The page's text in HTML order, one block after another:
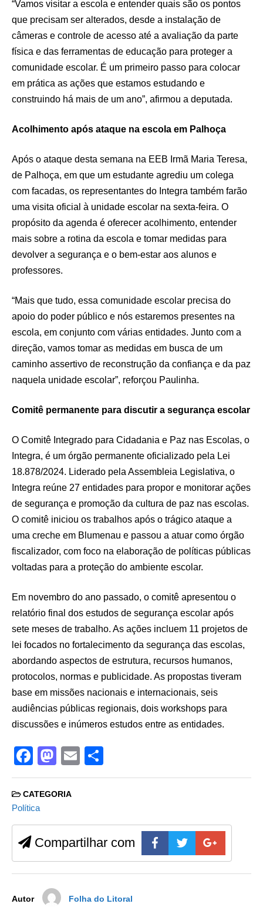
“Vamos visitar a escola e entender quais são os pontos
que precisam ser alterados, desde a instalação de
câmeras e controle de acesso até a avaliação da parte
física e das ferramentas de educação para proteger a
comunidade escolar. É um primeiro passo para colocar
em prática as ações que estamos estudando e
construindo há mais de um ano”, afirmou a deputada.
Acolhimento após ataque na escola em Palhoça
Após o ataque desta semana na EEB Irmã Maria Teresa,
de Palhoça, em que um estudante agrediu um colega
com facadas, os representantes do Integra também farão
uma visita oficial à unidade escolar na sexta-feira. O
propósito da agenda é oferecer acolhimento, entender
mais sobre a rotina da escola e tomar medidas para
devolver a segurança e o bem-estar aos alunos e
professores.
“Mais que tudo, essa comunidade escolar precisa do
apoio do poder público e nós estaremos presentes na
escola, em conjunto com várias entidades. Junto com a
direção, vamos tomar as medidas em busca de um
caminho assertivo de reconstrução da confiança e da paz
naquela unidade escolar”, reforçou Paulinha.
Comitê permanente para discutir a segurança escolar
O Comitê Integrado para Cidadania e Paz nas Escolas, o
Integra, é um órgão permanente oficializado pela Lei
18.878/2024. Liderado pela Assembleia Legislativa, o
Integra reúne 27 entidades para propor e monitorar ações
de segurança e promoção da cultura de paz nas escolas.
O comitê iniciou os trabalhos após o trágico ataque a
uma creche em Blumenau e passou a atuar como órgão
fiscalizador, com foco na elaboração de políticas públicas
voltadas para a proteção do ambiente escolar.
Em novembro do ano passado, o comitê apresentou o
relatório final dos estudos de segurança escolar após
sete meses de trabalho. As ações incluem 11 projetos de
lei focados no fortalecimento da segurança das escolas,
abordando aspectos de estrutura, recursos humanos,
protocolos, normas e publicidade. As propostas tiveram
base em missões nacionais e internacionais, seis
audiências públicas regionais, dois workshops para
discussões e inúmeros estudos entre as entidades.
F
a
c
e
b
o
o
M
a
st
d
o
n
E
m h
CATEGORIA
Política
Compartilhar com
Autor Folha do Litoral